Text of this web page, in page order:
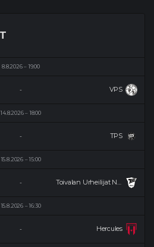
8.8.2026 19:00
VPS
-
14.8.2026 18:00
TPS
-
15.8.2026 15:00
Toivalan Urheilijat Naiset
-
15.8.2026 16:30
Hercules
-